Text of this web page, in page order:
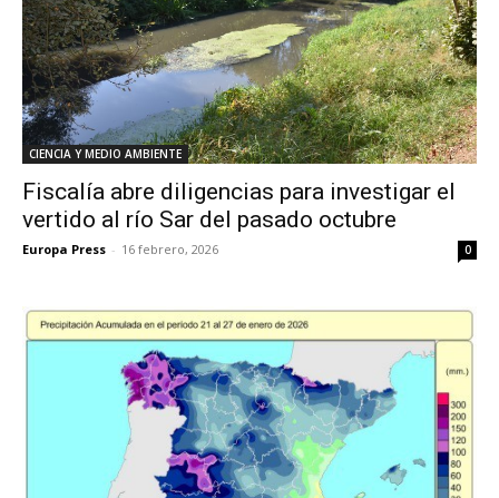
CIENCIA Y MEDIO AMBIENTE
Fiscalía abre diligencias para investigar el
vertido al río Sar del pasado octubre
Europa Press - 16 febrero, 2026 0